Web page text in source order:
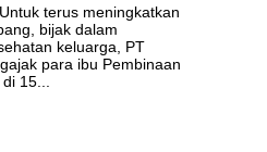
terus meningkatkan
bijak dalam
keluarga, PT
para ibu Pembinaan
15...